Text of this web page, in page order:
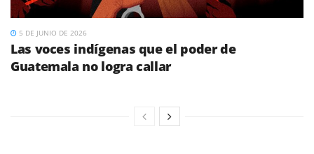
5 DE JUNIO DE 2026
Las voces indígenas que el poder de
Guatemala no logra callar